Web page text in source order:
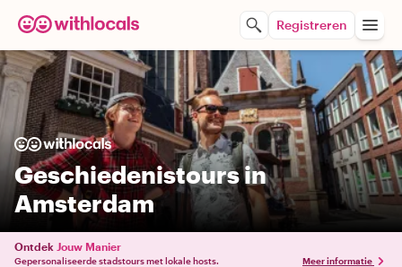
Registreren
Geschiedenistours in
Amsterdam
Ontdek Jouw Manier
Gepersonaliseerde stadstours met lokale hosts. Meer informatie